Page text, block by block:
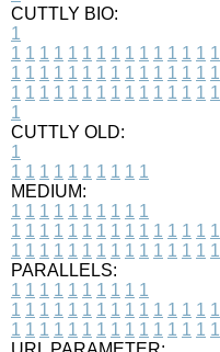
CUTTLY BIO:
1
1 1 1 1 1 1 1 1 1 1 1 1 1 1 1
1 1 1 1 1 1 1 1 1 1 1 1 1 1 1
1 1 1 1 1 1 1 1 1 1 1 1 1 1 1
1
CUTTLY OLD:
1
1 1 1 1 1 1 1 1 1 1
MEDIUM:
1 1 1 1 1 1 1 1 1 1
1 1 1 1 1 1 1 1 1 1 1 1 1 1 1
1 1 1 1 1 1 1 1 1 1 1 1 1 1 1
PARALLELS:
1 1 1 1 1 1 1 1 1 1
1 1 1 1 1 1 1 1 1 1 1 1 1 1 1
1 1 1 1 1 1 1 1 1 1 1 1 1 1 1